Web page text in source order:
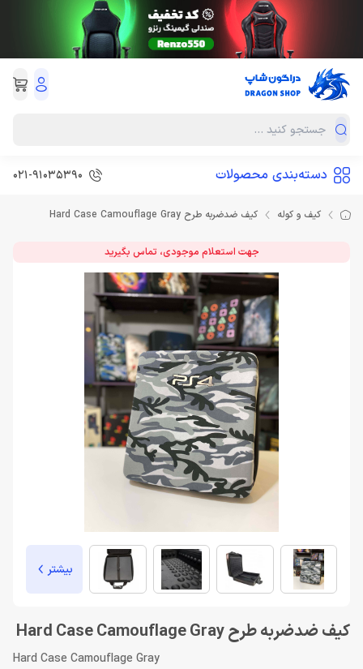
دسته‌بندی محصولات 021-91035390
کیف و کوله کیف ضدضربه طرح Hard Case Camouflage Gray
جهت استعلام موجودی، تماس بگیرید
بیشتر
کیف ضدضربه طرح Hard Case Camouflage Gray
Hard Case Camouflage Gray